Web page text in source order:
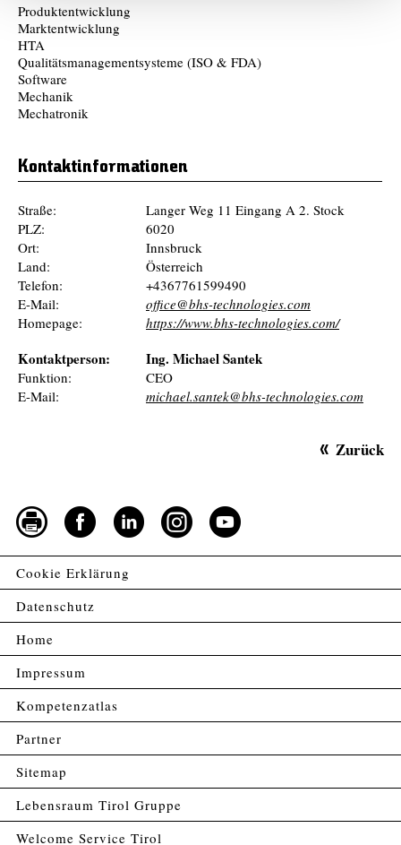
Produktentwicklung
Marktentwicklung
HTA
Qualitätsmanagementsysteme (ISO & FDA)
Software
Mechanik
Mechatronik
Kontaktinformationen
Straße:
Langer Weg 11 Eingang A 2. Stock
PLZ:
6020
Ort:
Innsbruck
Land:
Österreich
Telefon:
+4367761599490
E-Mail:
office@bhs-technologies.com
Homepage:
https://www.bhs-technologies.com/
Kontaktperson: Ing. Michael Santek
Funktion:
CEO
E-Mail:
michael.santek@bhs-technologies.com
Zurück
Cookie Erklärung
Datenschutz
Home
Impressum
Kompetenzatlas
Partner
Sitemap
Lebensraum Tirol Gruppe
Welcome Service Tirol